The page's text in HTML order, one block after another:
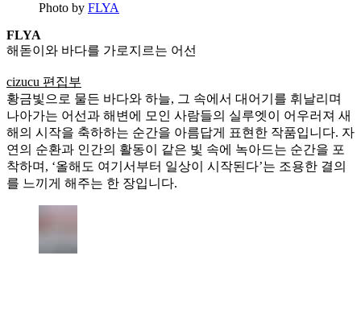
Photo by FLYA
FLYA
해돋이와 바다를 가로지르는 어선
cizucu 편집부
황금빛으로 물든 바다와 하늘, 그 속에서 대어기를 휘날리며
나아가는 어선과 해변에 모인 사람들의 실루엣이 어우러져 새
해의 시작을 축하하는 순간을 아름답게 표현한 작품입니다. 자
연의 순환과 인간의 활동이 같은 빛 속에 녹아드는 순간을 포
착하며, ‘올해도 여기서부터 일상이 시작된다’는 조용한 결의
를 느끼게 해주는 한 장입니다.